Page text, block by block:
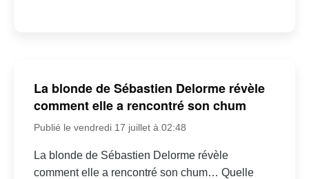
La blonde de Sébastien Delorme révèle
comment elle a rencontré son chum
Publié le vendredi 17 juillet à 02:48
La blonde de Sébastien Delorme révèle
comment elle a rencontré son chum… Quelle